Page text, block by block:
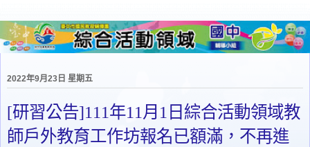
2022年9月23日 星期五
[研習公告]111年11月1日綜合活動領域教
師戶外教育工作坊報名已額滿，不再進